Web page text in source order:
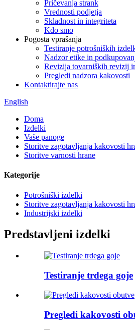
Pričevanja strank
Vrednosti podjetja
Skladnost in integriteta
Kdo smo
Pogosta vprašanja
Testiranje potrošniških
Nadzor etike in
Revizija tovarniških revizij
Pregledi nadzora kakovosti
Kontaktirajte nas
English
Doma
Izdelki
Vaše panoge
Storitve zagotavljanja kakovosti
Storitve varnosti hrane
Kategorije
Potrošniški izdelki
Storitve zagotavljanja kakovosti
Industrijski izdelki
Predstavljeni izdelki
Testiranje trdega goje
Pregledi kakovosti